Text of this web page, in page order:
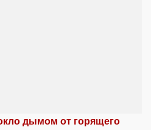
дымом от горящего